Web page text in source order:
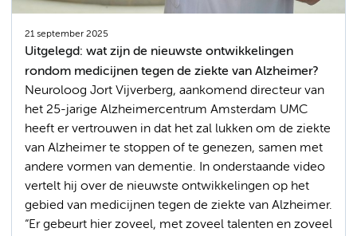
21 september 2025
Uitgelegd: wat zijn de nieuwste ontwikkelingen
rondom medicijnen tegen de ziekte van Alzheimer?
Neuroloog Jort Vijverberg, aankomend directeur van
het 25-jarige Alzheimercentrum Amsterdam UMC
heeft er vertrouwen in dat het zal lukken om de ziekte
van Alzheimer te stoppen of te genezen, samen met
andere vormen van dementie. In onderstaande video
vertelt hij over de nieuwste ontwikkelingen op het
gebied van medicijnen tegen de ziekte van Alzheimer.
“Er gebeurt hier zoveel, met zoveel talenten en zoveel